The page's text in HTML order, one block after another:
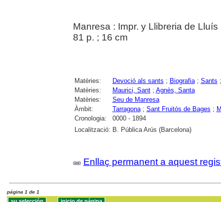
Manresa : Impr. y Llibreria de
81 p. ; 16 cm
Matèries: Devoció als sants ; Biografia; Sants
Matèries:
Maurici, Sant; Agnès, Santa
Matèries:
Seu de Manresa
Àmbit:
Tarragona; Sant Fruitós de Bages ;
Cronologia:
0000 - 1894
Localització: B. Pública Arús (Barcelona)
Enllaç permanent a aquest
página 1 de 1